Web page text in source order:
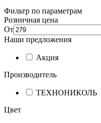
Фильтр по параметрам
Розничная цена
От
Наши предложения
Акция
Производитель
ТЕХНОНИКОЛЬ
Цвет